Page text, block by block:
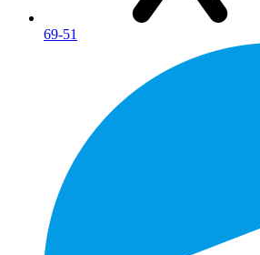
69-51